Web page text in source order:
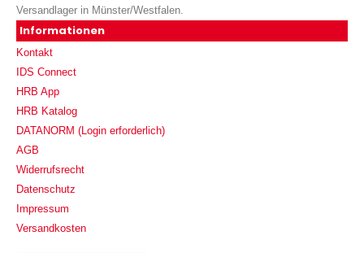
Versandlager in Münster/Westfalen.
Informationen
Kontakt
IDS Connect
HRB App
HRB Katalog
DATANORM (Login erforderlich)
AGB
Widerrufsrecht
Datenschutz
Impressum
Versandkosten